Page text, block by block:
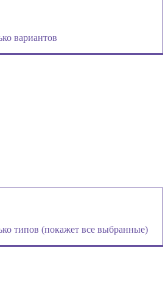
вариантов
типов (покажет все выбранные)